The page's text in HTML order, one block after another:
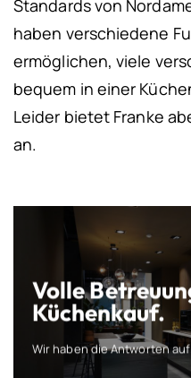
Standards von
haben verschiedene
ermöglichen, viele
bequem in einer
Leider bietet Franke
an.
Volle
Küchenkauf.
Wir haben die Antworten